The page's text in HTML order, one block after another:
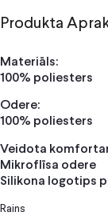
Produkta
Materiāls:
100% poliesters
Odere:
100% poliesters
Veidota
Mikroflīsa odere
Silikona logotips
Rains